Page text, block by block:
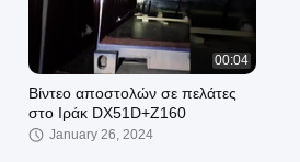
00:04
Βίντεο αποστολών σε πελάτες
στο Ιράκ DX51D+Z160
January 26, 2024